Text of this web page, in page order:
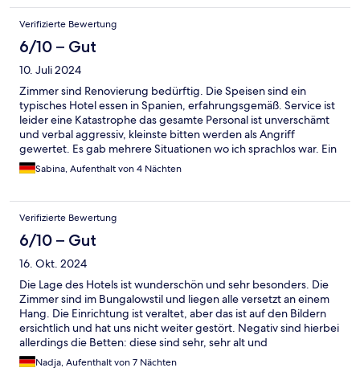
Verifizierte Bewertung
6/10 – Gut
10. Juli 2024
Zimmer sind Renovierung bedürftig. Die Speisen sind ein
typisches Hotel essen in Spanien, erfahrungsgemäß. Service ist
leider eine Katastrophe das gesamte Personal ist unverschämt
und verbal aggressiv, kleinste bitten werden als Angriff
gewertet. Es gab mehrere Situationen wo ich sprachlos war. Ein
Beispiel wäre, das ich an der poolbar nach einen Becher gefragt
habe und mir der Mann an der Bar ihn nicht geben wollte. In der
man aber nicht laut Rezeption. Der Mann bestand aber auf
einen mehrweg Becher. Am Pool Büffet wird das Essen
während man es auf den Teller legen will abgeräumt, wenn man
dann nachfragt ob man noch etwas bekommt zuckt man mit der
Schulter. Beim speisen im Speisesaal wird Mann kurz vor Schluss
ständig darüber informiert das man noch 15 Minuten hat oder
noch 10 oder noch 5. sehr unangenehm. Die Zeiten werden hier
strickt eingehalten egal wie viele Gäste im Speisesaal oder am
Pool sind. Alles in allem keine Empfehlung wert. Der Strand am
Hotel ist allerdings sehr schön und sauber und die Hotel Anlage
ist sehr schön.
Sabina, Aufenthalt von 4 Nächten
Verifizierte Bewertung
6/10 – Gut
16. Okt. 2024
Die Lage des Hotels ist wunderschön und sehr besonders. Die
Zimmer sind im Bungalowstil und liegen alle versetzt an einem
Hang. Die Einrichtung ist veraltet, aber das ist auf den Bildern
ersichtlich und hat uns nicht weiter gestört. Negativ sind hierbei
allerdings die Betten: diese sind sehr, sehr alt und
dementsprechend fühlen sich die Sprungfedermatratzen auch
an. Die Wege sind weit, allerdings gibt es an 23h des Tages
Nadja, Aufenthalt von 7 Nächten